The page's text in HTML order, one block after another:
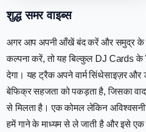
शुद्ध समर वाइब्स
अगर आप अपनी आँखें बंद करें और समुद्र के
कल्पना करें, तो यह बिल्कुल DJ Cards
देगा। यह ट्रैक अपने वार्म सिंथेसाइज़र और
बेफिक्र सहजता को पकड़ता है, जिसका
से मिलता है। एक कोमल लेकिन
हमें गाने के माध्यम से ले जाती है और इसे एक